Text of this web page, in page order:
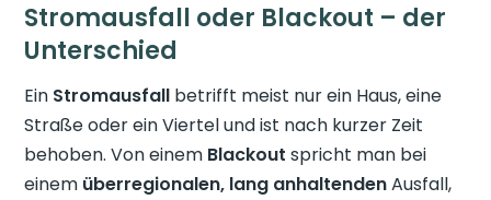
Stromausfall oder Blackout – der
Unterschied
Ein Stromausfall betrifft meist nur ein Haus, eine
Straße oder ein Viertel und ist nach kurzer Zeit
behoben. Von einem Blackout spricht man bei
einem überregionalen, lang anhaltendenAusfall,